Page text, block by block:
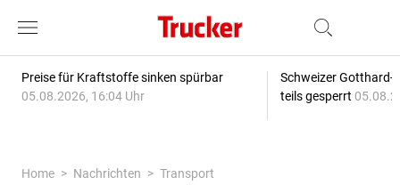
Preise für Kraftstoffe sinken spürbar
05.08.2026, 16:04 Uhr
Schweizer Gotthard-
teils gesperrt
Home Nachrichten
Transport